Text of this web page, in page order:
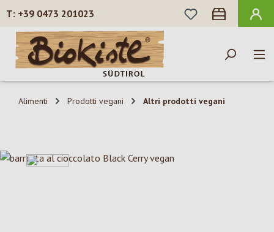
Passa al contenuto principale
+39 0473 201023
HAI 0 ARTICOLI
Alimenti Prodotti vegani Altri prodotti vegani
Salta la galleria di immagini